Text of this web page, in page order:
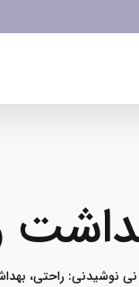
نی نوشیدنی: راحتی،